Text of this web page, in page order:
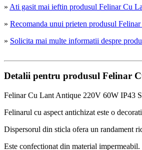
» Ati gasit mai ieftin produsul Felinar Cu
» Recomanda unui prieten produsul
» Solicita mai multe informatii despre
Detalii pentru produsul Felinar
Felinar Cu Lant Antique 220V 60W IP43
Felinarul cu aspect antichizat este o
Dispersorul din sticla ofera un randament
Este confectionat din material impermeabil.